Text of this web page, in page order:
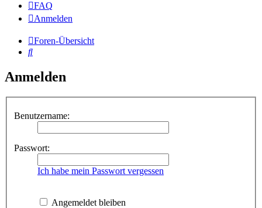
FAQ
Anmelden
Foren-Übersicht
Suche
Anmelden
Benutzername:
Passwort:
Ich habe mein Passwort vergessen
Angemeldet bleiben